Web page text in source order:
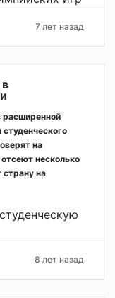
7 лет назад
расширенной
на
несколько
страну на
8 лет назад